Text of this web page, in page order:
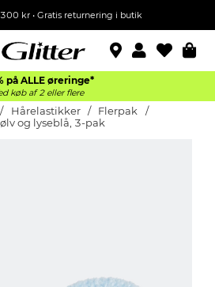
kr • Gratis returnering i butik
på ALLE øreringe*
køb af 2 eller flere
Hårelastikker
Flerpak
og lyseblå, 3-pak